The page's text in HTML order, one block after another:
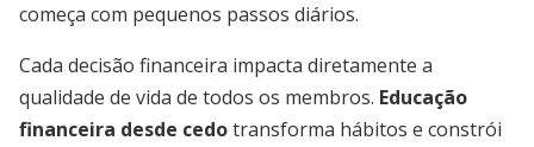
começa com pequenos passos diários.
Cada decisão financeira impacta diretamente a
qualidade de vida de todos os membros. Educação
financeira desde cedotransforma hábitos e constrói